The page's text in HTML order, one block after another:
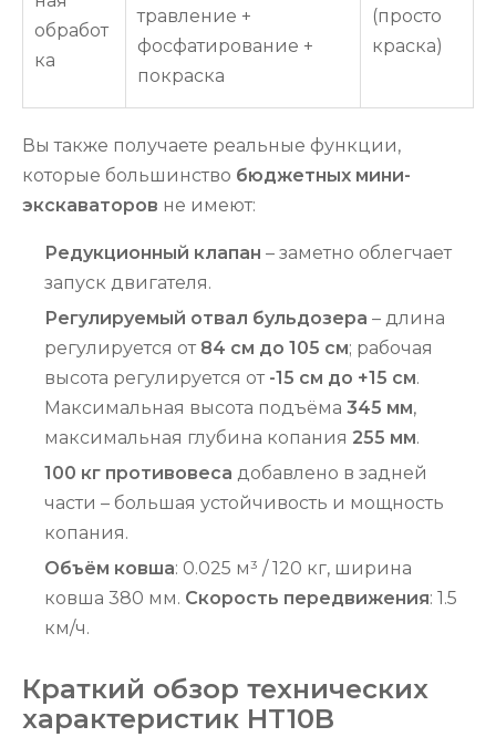
обработ
ка
травление +
фосфатирование +
покраска
(просто
краска)
Вы также получаете реальные функции,
которые большинство бюджетных мини-
экскаваторов не имеют:
Редукционный клапан – заметно облегчает
запуск двигателя.
Регулируемый отвал бульдозера – длина
регулируется от 84 см до 105 см; рабочая
высота регулируется от -15 см до +15 см.
Максимальная высота подъёма 345 мм,
максимальная глубина копания 255 мм.
100 кг противовеса добавлено в задней
части – большая устойчивость и мощность
копания.
Объём ковша: 0.025 м³ / 120 кг, ширина
ковша 380 мм. Скорость передвижения: 1.5
км/ч.
Краткий обзор технических
характеристик HT10B